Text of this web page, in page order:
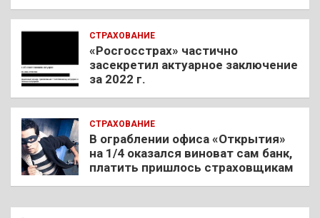
СТРАХОВАНИЕ
«Росгосстрах» частично
засекретил актуарное заключение
за 2022 г.
СТРАХОВАНИЕ
В ограблении офиса «Открытия»
на 1/4 оказался виноват сам банк,
платить пришлось страховщикам